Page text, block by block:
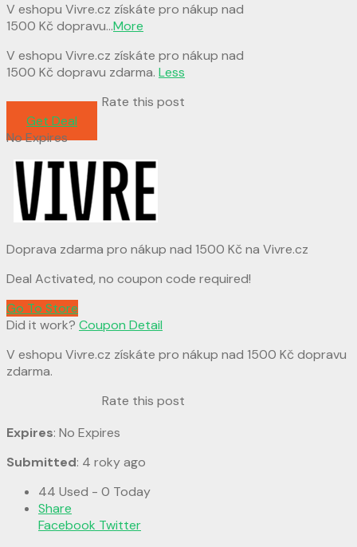
V eshopu Vivre.cz získáte pro nákup nad
1500 Kč dopravu...More
V eshopu Vivre.cz získáte pro nákup nad
1500 Kč dopravu zdarma. Less
Rate this post
Get Deal
No Expires
Doprava zdarma pro nákup nad 1500 Kč na Vivre.cz
Deal Activated, no coupon code required!
Go To Store
Did it work? Coupon Detail
V eshopu Vivre.cz získáte pro nákup nad 1500 Kč dopravu
zdarma.
Rate this post
Expires: No Expires
Submitted: 4 roky ago
44 Used - 0 Today
Share
Facebook Twitter